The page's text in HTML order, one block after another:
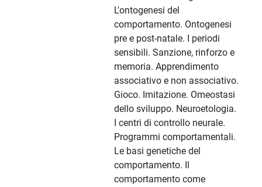
L'ontogenesi del
comportamento. Ontogenesi
pre e post-natale. I periodi
sensibili. Sanzione, rinforzo e
memoria. Apprendimento
associativo e non associativo.
Gioco. Imitazione. Omeostasi
dello sviluppo. Neuroetologia.
I centri di controllo neurale.
Programmi comportamentali.
Le basi genetiche del
comportamento. Il
comportamento come